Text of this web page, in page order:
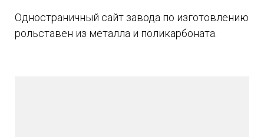
Одностраничный сайт завода по изготовлению
рольставен из металла и поликарбоната.